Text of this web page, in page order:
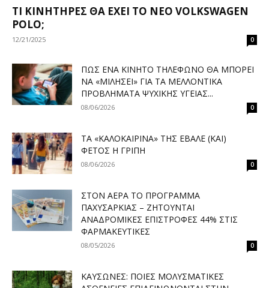
ΤΙ ΚΙΝΗΤΉΡΕΣ ΘΑ ΈΧΕΙ ΤΟ ΝΈΟ VOLKSWAGEN
POLO;
12/21/2025 0
ΠΏΣ ΈΝΑ ΚΙΝΗΤΌ ΤΗΛΈΦΩΝΟ ΘΑ ΜΠΟΡΕΊ
ΝΑ «ΜΙΛΉΣΕΙ» ΓΙΑ ΤΑ ΜΕΛΛΟΝΤΙΚΆ
ΠΡΟΒΛΉΜΑΤΑ ΨΥΧΙΚΉΣ ΥΓΕΊΑΣ...
08/06/2026 0
ΤΑ «ΚΑΛΟΚΑΙΡΙΝΆ» ΤΗΣ ΈΒΑΛΕ (ΚΑΙ)
ΦΈΤΟΣ Η ΓΡΊΠΗ
08/06/2026 0
ΣΤΟΝ ΑΈΡΑ ΤΟ ΠΡΌΓΡΑΜΜΑ
ΠΑΧΥΣΑΡΚΊΑΣ – ΖΗΤΟΎΝΤΑΙ
ΑΝΑΔΡΟΜΙΚΈΣ ΕΠΙΣΤΡΟΦΈΣ 44% ΣΤΙΣ
ΦΑΡΜΑΚΕΥΤΙΚΈΣ
08/05/2026 0
ΚΑΎΣΩΝΕΣ: ΠΟΙΕΣ ΜΟΛΥΣΜΑΤΙΚΈΣ